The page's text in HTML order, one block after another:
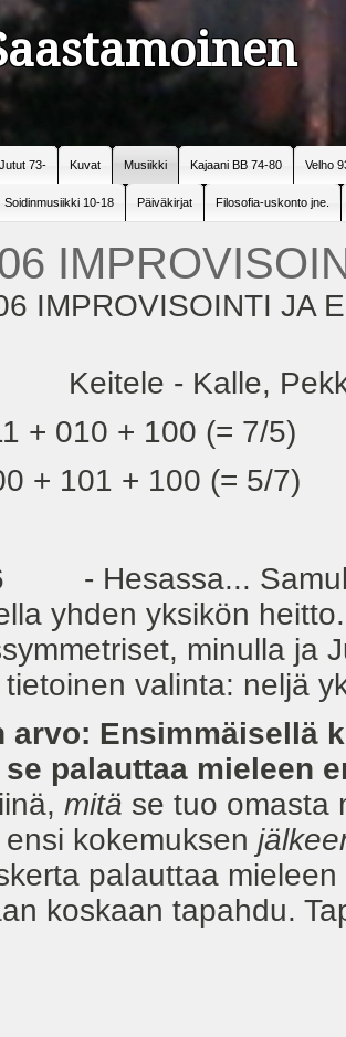
Jutut 73- Kuvat Musiikki Kajaani BB 74-80 Velho
Soidinmusiikki 10-18 Päiväkirjat Filosofia-uskonto jne.
IMPROVISOINTI JA
Keitele - Kalle,
+ 010 + 100 (= 7/5)
+ 101 + 100 (= 5/7)
- Hesassa...
yhden yksikön
minulla ja
valinta: neljä
arvo: Ensimmäisellä
palauttaa mieleen
mitä se tuo omasta
kokemuksen
palauttaa mieleen
koskaan tapahdu.